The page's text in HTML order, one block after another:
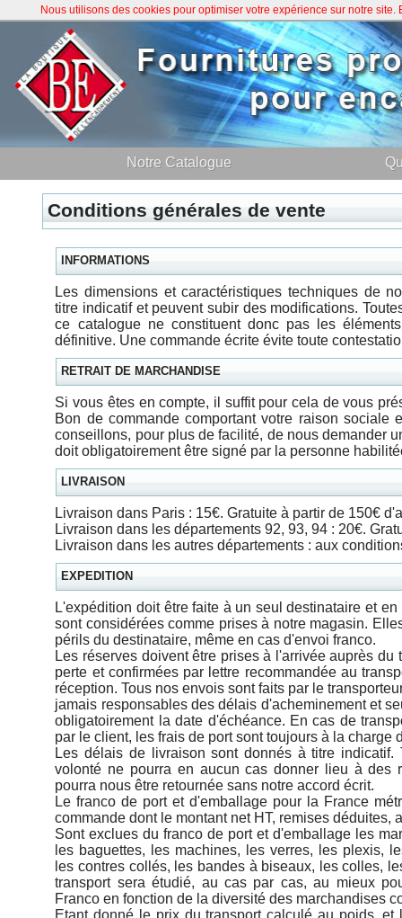
Notre Catalogue
Conditions générales de vente
INFORMATIONS
Les dimensions et caractéristiques techniques de
titre indicatif et peuvent subir des modifications.
ce catalogue ne constituent donc pas les
définitive. Une commande écrite évite toute
RETRAIT DE MARCHANDISE
Si vous êtes en compte, il suffit pour cela de vous
Bon de commande comportant votre raison sociale
conseillons, pour plus de facilité, de nous demander
doit obligatoirement être signé par la personne
LIVRAISON
Livraison dans Paris : 15€. Gratuite à partir de 150€
Livraison dans les départements 92, 93, 94 : 20€.
Livraison dans les autres départements : aux
EXPEDITION
L'expédition doit être faite à un seul destinataire et
sont considérées comme prises à notre magasin.
périls du destinataire, même en cas d'envoi franco.
Les réserves doivent être prises à l'arrivée auprès
perte et confirmées par lettre recommandée au
réception. Tous nos envois sont faits par le
jamais responsables des délais d'acheminement et
obligatoirement la date d'échéance. En cas de
par le client, les frais de port sont toujours à la charge
Les délais de livraison sont donnés à titre indicatif.
volonté ne pourra en aucun cas donner lieu à des
pourra nous être retournée sans notre accord écrit.
Le franco de port et d'emballage pour la France
commande dont le montant net HT, remises déduites,
Sont exclues du franco de port et d'emballage les
les baguettes, les machines, les verres, les plexis,
les contres collés, les bandes à biseaux, les colles,
transport sera étudié, au cas par cas, au mieux
Franco en fonction de la diversité des marchandises
Etant donné le prix du transport calculé au poids, et
Nous utilisons des cookies pour optimiser votre expérience sur notre